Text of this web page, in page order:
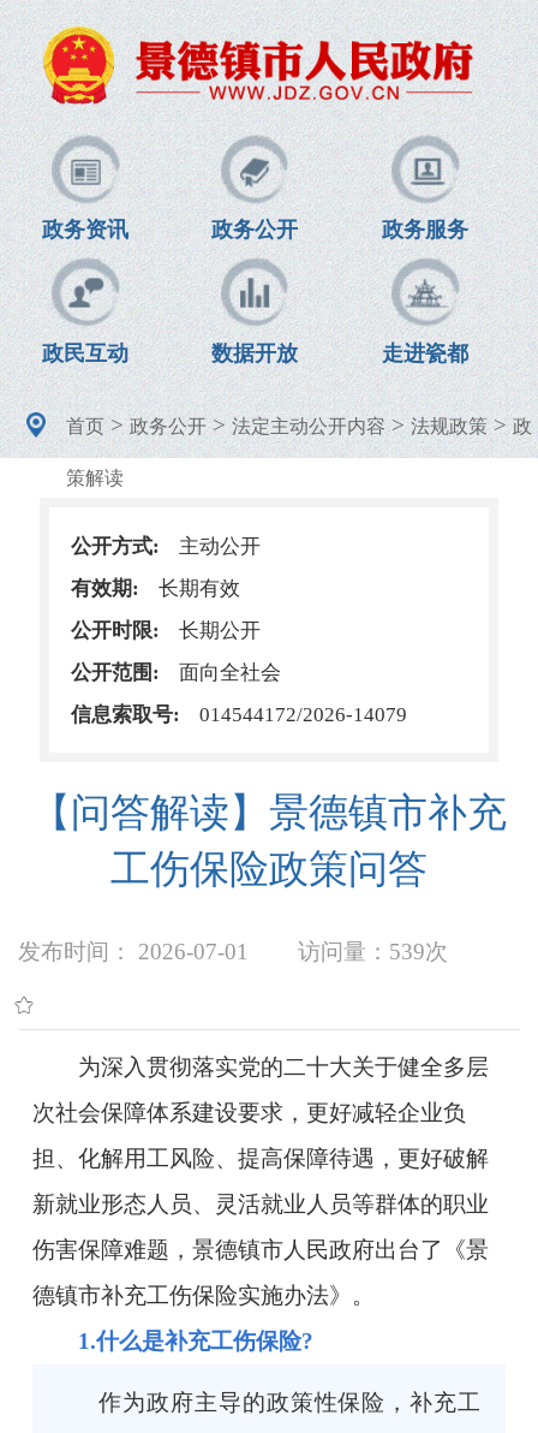
政务资讯 政务公开 政务服务
政民互动 数据开放 走进瓷都
首页>政务公开>法定主动公开内容>法规政策>政
策解读
公开方式:
主动公开
有效期:
长期有效
公开时限:
长期公开
公开范围:
面向全社会
信息索取号:
014544172/2026-14079
【问答解读】景德镇市补充
工伤保险政策问答
发布时间： 2026-07-01 访问量： 539次
为深入贯彻落实党的二十大关于健全多层
次社会保障体系建设要求，更好减轻企业负
担、化解用工风险、提高保障待遇，更好破解
新就业形态人员、灵活就业人员等群体的职业
伤害保障难题，景德镇市人民政府出台了《景
德镇市补充工伤保险实施办法》。
1.什么是补充工伤保险?
作为政府主导的政策性保险，补充工